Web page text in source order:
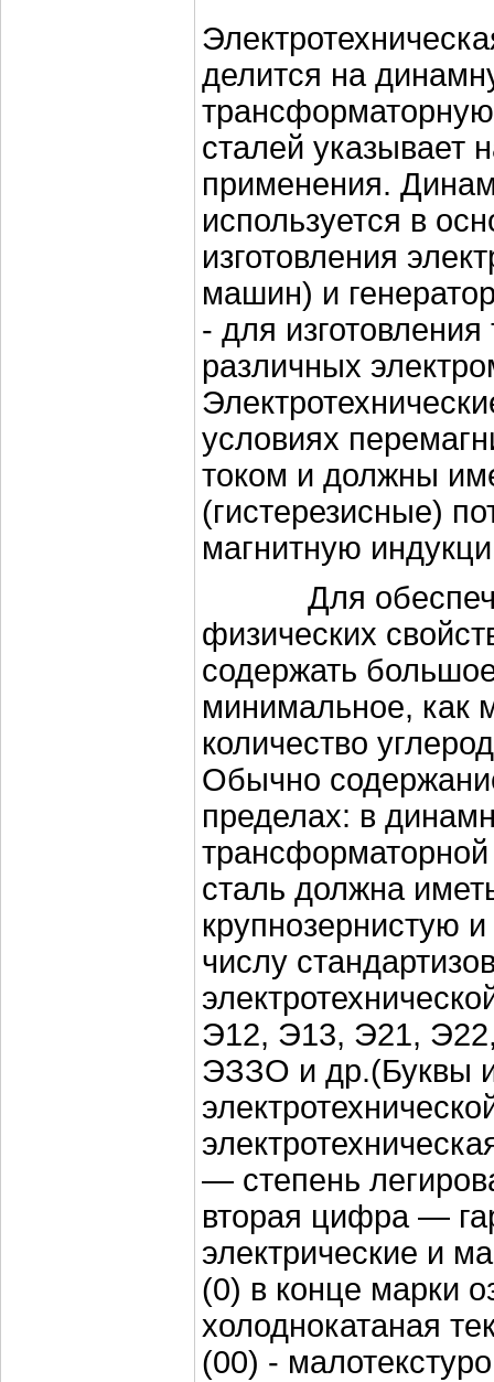
делится на
сталей указывает
применения.
используется в
изготовления
машин) и
- для
различных
условиях
током и должны
(гистерезисные)
магнитную
Для
физических
содержать
минимальное, как
количество
Обычно
пределах: в
сталь должна
крупнозернистую
числу
Э12, Э13, Э21,
ЭЗЗО и др.(Буквы
— степень
вторая цифра —
электрические и
(0) в конце марки
холоднокатаная
(00) -